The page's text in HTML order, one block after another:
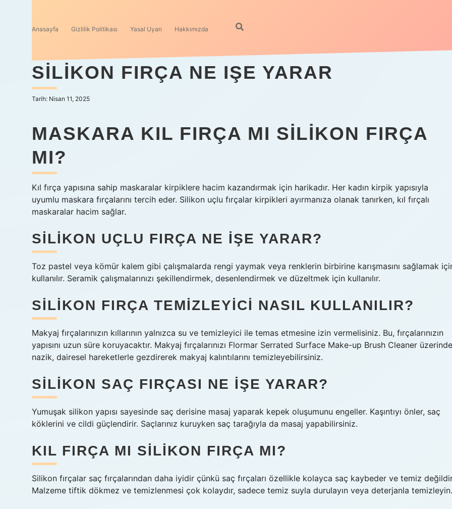
Anasayfa Gizlilik Politikası Yasal Uyarı Hakkımızda
SILIKON FIRÇA NE IŞE YARAR
Tarih: Nisan 11, 2025
MASKARA KIL FIRÇA MI SILIKON FIRÇA
MI?
Kıl fırça yapısına sahip maskaralar kirpiklere hacim kazandırmak için harikadır. Her kadın kirpik yapısıyla
uyumlu maskara fırçalarını tercih eder. Silikon uçlu fırçalar kirpikleri ayırmanıza olanak tanırken, kıl fırçalı
maskaralar hacim sağlar.
SILIKON UÇLU FIRÇA NE IŞE YARAR?
Toz pastel veya kömür kalem gibi çalışmalarda rengi yaymak veya renklerin birbirine karışmasını sağlamak
kullanılır. Seramik çalışmalarınızı şekillendirmek, desenlendirmek ve düzeltmek için kullanılır.
SILIKON FIRÇA TEMIZLEYICI NASIL KULLANILIR?
Makyaj fırçalarınızın kıllarının yalnızca su ve temizleyici ile temas etmesine izin vermelisiniz. Bu, fırçalarınızın
yapısını uzun süre koruyacaktır. Makyaj fırçalarınızı Flormar Serrated Surface Make-up Brush Cleaner üzerinde
nazik, dairesel hareketlerle gezdirerek makyaj kalıntılarını temizleyebilirsiniz.
SILIKON SAÇ FIRÇASI NE IŞE YARAR?
Yumuşak silikon yapısı sayesinde saç derisine masaj yaparak kepek oluşumunu engeller. Kaşıntıyı önler, saç
köklerini ve cildi güçlendirir. Saçlarınız kuruyken saç tarağıyla da masaj yapabilirsiniz.
KIL FIRÇA MI SILIKON FIRÇA MI?
Silikon fırçalar saç fırçalarından daha iyidir çünkü saç fırçaları özellikle kolayca saç kaybeder ve temiz
Malzeme tiftik dökmez ve temizlenmesi çok kolaydır, sadece temiz suyla durulayın veya deterjanla temizleyin.